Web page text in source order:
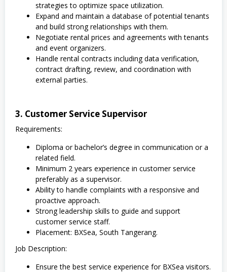
strategies to optimize space utilization.
Expand and maintain a database of potential tenants
and build strong relationships with them.
Negotiate rental prices and agreements with tenants
and event organizers.
Handle rental contracts including data verification,
contract drafting, review, and coordination with
external parties.
3. Customer Service Supervisor
Requirements:
Diploma or bachelor’s degree in communication or a
related field.
Minimum 2 years experience in customer service
preferably as a supervisor.
Ability to handle complaints with a responsive and
proactive approach.
Strong leadership skills to guide and support
customer service staff.
Placement: BXSea, South Tangerang.
Job Description:
Ensure the best service experience for BXSea visitors.